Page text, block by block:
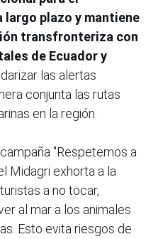
plazo y mantiene
transfronteriza con
de Ecuador y
las alertas
conjunta las rutas
en la región.
"Respetemos a
Midagri exhorta a la
a no tocar,
al mar a los animales
Esto evita riesgos de